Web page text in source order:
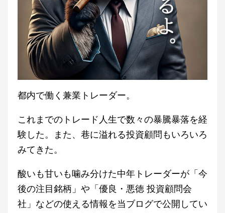
都内で働く兼業トレーダー。
これまでのトレード人生で数々の暴騰暴落を経
験した。また、巷に溢れる投資顧問もいろいろ
みてきた。
酸いも甘いも噛み分けた中年トレーダーが「今
後の注目銘柄」や「優良・悪徳 投資顧問会
社」などの使える情報を当ブログで公開してい